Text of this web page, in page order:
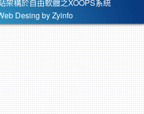
架構於自由軟體之XOOPS系統
Desing by Zyinfo